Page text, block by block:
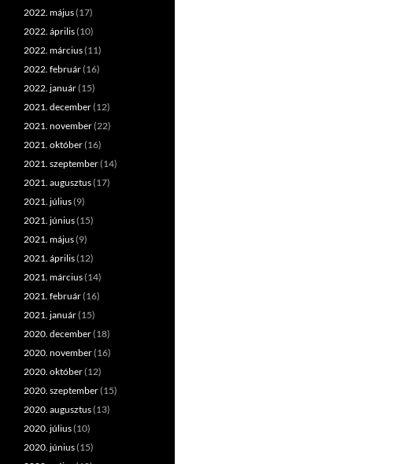
2022. május(17)
2022. április(10)
2022. március(11)
2022. február(16)
2022. január(15)
2021. december(12)
2021. november(22)
2021. október(16)
2021. szeptember(14)
2021. augusztus(17)
2021. július(9)
2021. június(15)
2021. május(9)
2021. április(12)
2021. március(14)
2021. február(16)
2021. január(15)
2020. december(18)
2020. november(16)
2020. október(12)
2020. szeptember(15)
2020. augusztus(13)
2020. július(10)
2020. június(15)